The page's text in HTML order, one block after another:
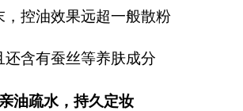
，控油效果远超一般散粉
还含有蚕丝等养肤成分
亲油疏水，持久定妆